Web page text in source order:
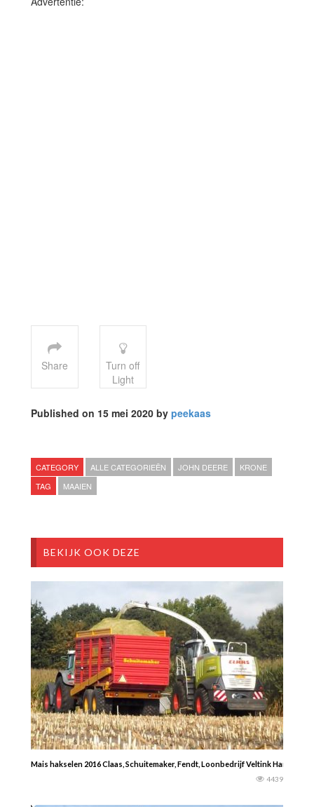
Share
Turn off
Light
Published on 15 mei 2020 by peekaas
CATEGORY ALLE CATEGORIEËN JOHN DEERE
KRONE
TAG
MAAIEN
BEKIJK OOK DEZE
Mais hakselen 2016 Claas, Schuitemaker, Fendt, Loonbedrijf Veltink
4439